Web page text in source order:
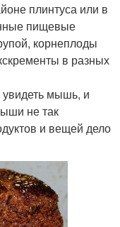
плинтуса или в
пищевые
корнеплоды
в разных
увидеть мышь, и
не так
и вещей дело